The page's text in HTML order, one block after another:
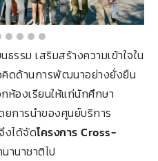
รรม เสริมสร้างความเข้าใจใน
ดด้านการพัฒนาอย่างยั่งยืน
ห้องเรียนให้แก่นักศึกษา
ยการนำของศูนย์บริการ
งได้จัดโครงการ Cross-
านาชาติไป